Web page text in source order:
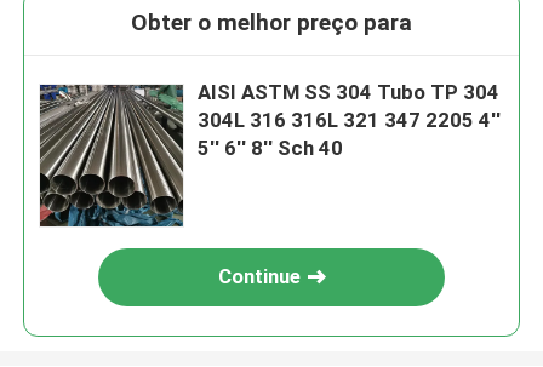
Obter o melhor preço para
AISI ASTM SS 304 Tubo TP 304
304L 316 316L 321 347 2205 4''
5'' 6'' 8'' Sch 40
Continue